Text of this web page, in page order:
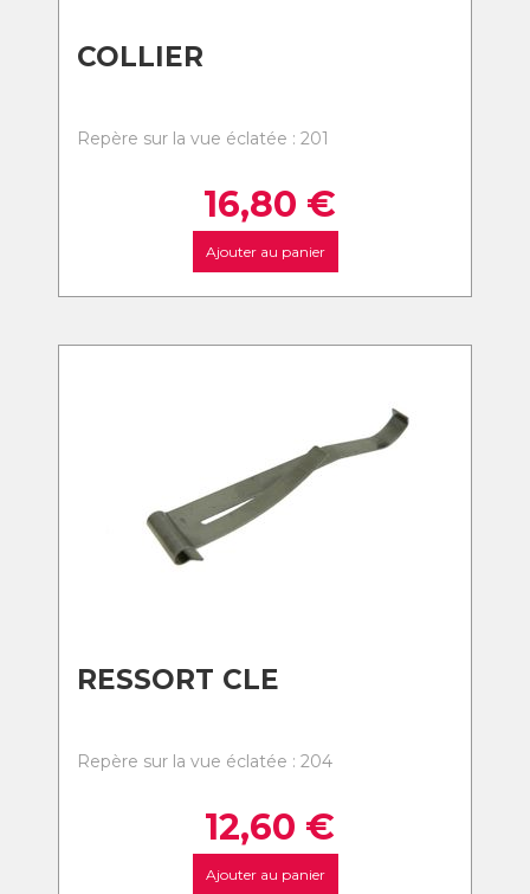
COLLIER
Repère sur la vue éclatée : 201
16,80 €
Ajouter au panier
RESSORT CLE
Repère sur la vue éclatée : 204
12,60 €
Ajouter au panier